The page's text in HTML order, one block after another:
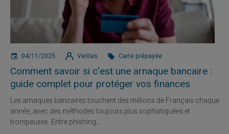
04/11/2025 Veritas Carte prépayée
Comment savoir si c'est une arnaque bancaire :
guide complet pour protéger vos finances
Les arnaques bancaires touchent des millions de Français chaque
année, avec des méthodes toujours plus sophistiquées et
trompeuses. Entre phishing,...